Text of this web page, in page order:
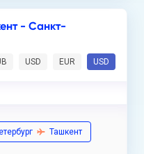
- Санкт-
USD EUR USD
Ташкент